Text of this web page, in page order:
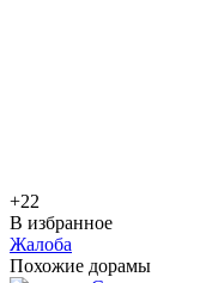
+22
В избранное
Жалоба
Похожие дорамы